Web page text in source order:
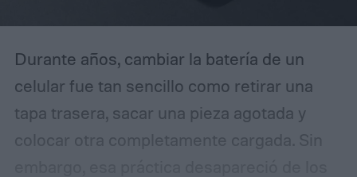
Durante años, cambiar la batería de un
celular fue tan sencillo como retirar una
tapa trasera, sacar una pieza agotada y
colocar otra completamente cargada. Sin